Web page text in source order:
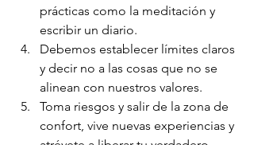
prácticas como la meditación y
escribir un diario.
Debemos establecer límites claros
y decir no a las cosas que no se
alinean con nuestros valores.
Toma riesgos y salir de la zona de
confort, vive nuevas experiencias y